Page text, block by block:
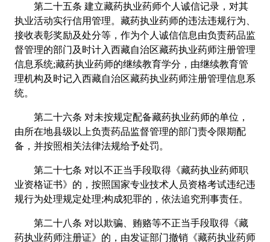
第二十五条 建立藏药执业药师个人诚信记录，对其
执业活动实行信用管理。藏药执业药师的违法违规行为、
接收表彰奖励及处分等，作为个人诚信信息由负责药品监
督管理的部门及时计入西藏自治区藏药执业药师注册管理
信息系统;藏药执业药师的继续教育学分，由继续教育管
理机构及时记入西藏自治区藏药执业药师注册管理信息系
统。
第二十六条 对未按规定配备藏药执业药师的单位，
由所在地县级以上负责药品监督管理的部门责令限期配
备，并按照相关法律法规给予处罚。
第二十七条 对以不正当手段取得《藏药执业药师职
业资格证书》的，按照国家专业技术人员资格考试违纪违
规行为处理规定处理;构成犯罪的，依法追究刑事责任。
第二十八条 对以欺骗、贿赂等不正当手段取得《藏
药执业药师注册证》的，由发证部门撤销《藏药执业药师